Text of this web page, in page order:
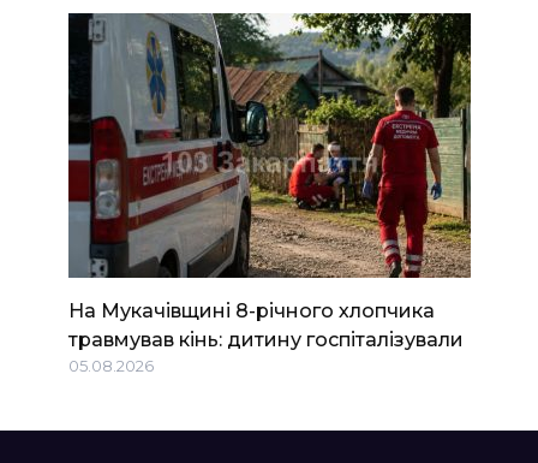
На Мукачівщині 8-річного хлопчика
травмував кінь: дитину госпіталізували
05.08.2026